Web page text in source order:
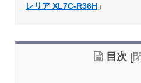
レリア XL7C-R36H」
目次 [